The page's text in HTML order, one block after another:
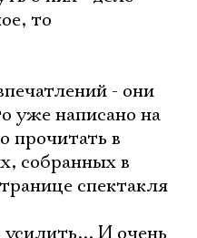
то
- они
уже написано на
прочитать в
собранных в
спектакля